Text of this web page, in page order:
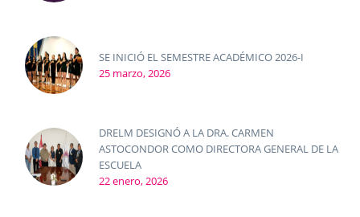
SE INICIÓ EL SEMESTRE ACADÉMICO 2026-I
25 marzo, 2026
DRELM DESIGNÓ A LA DRA. CARMEN
ASTOCONDOR COMO DIRECTORA GENERAL DE LA
ESCUELA
22 enero, 2026